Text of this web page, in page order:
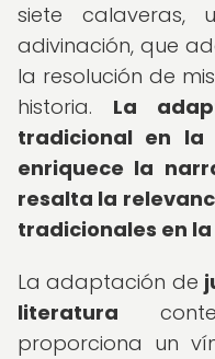
siete calaveras,
adivinación, que
la resolución de
historia. La
tradicional en
enriquece la
resalta la
tradicionales en
La adaptación de
literatura
proporciona un